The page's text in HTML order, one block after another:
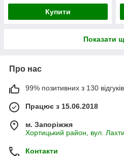
Купити
Показати
Про нас
99% позитивних з 130
Працює з 15.06.2018
м. Запоріжжя
Хортицький район, вул.
Контакти